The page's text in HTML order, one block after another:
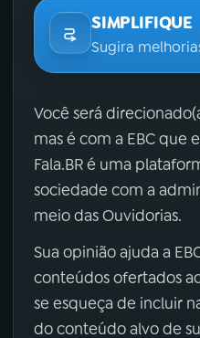
SIMPLIFIQUE
Sugira
Você será
mas é com a EBC que
Fala.BR é uma
sociedade com a
meio das Ouvidorias.
Sua opinião ajuda a
conteúdos ofertados
se esqueça de incluir
do conteúdo alvo de